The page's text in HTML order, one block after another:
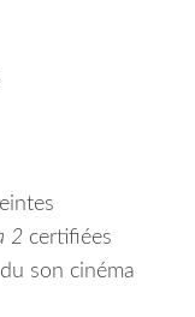
2 certifiées
son cinéma